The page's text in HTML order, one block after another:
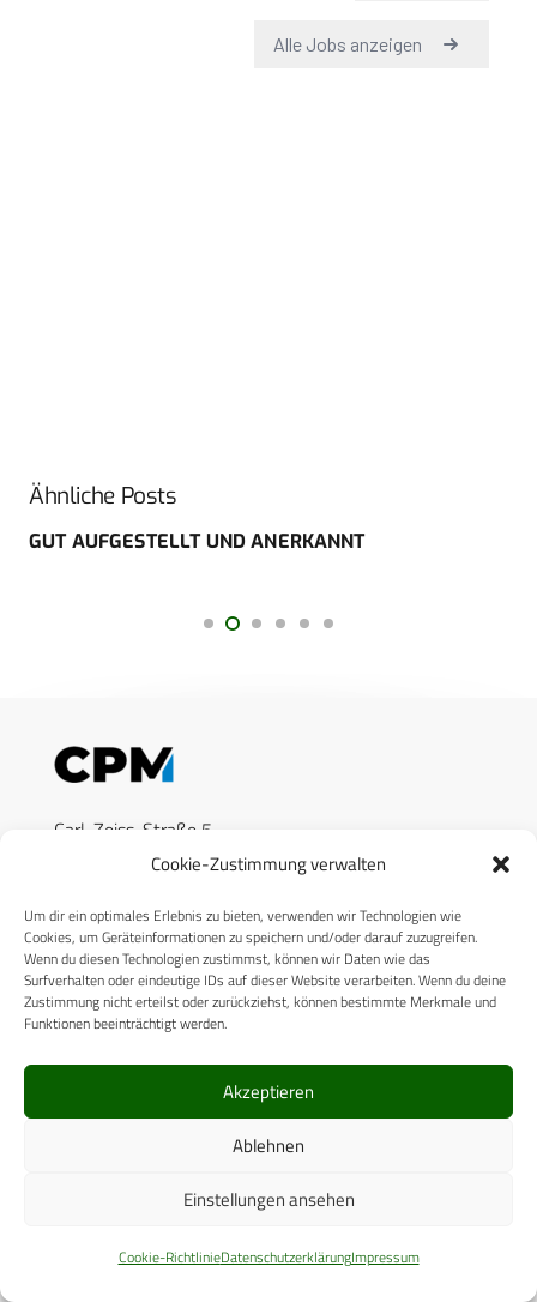
Cookie-Zustimmung verwalten
Um dir ein optimales Erlebnis zu bieten, verwenden wir Technologien wie
Cookies, um Geräteinformationen zu speichern und/oder darauf zuzugreifen.
Wenn du diesen Technologien zustimmst, können wir Daten wie das
Surfverhalten oder eindeutige IDs auf dieser Website verarbeiten. Wenn du deine
Zustimmung nicht erteilst oder zurückziehst, können bestimmte Merkmale und
Funktionen beeinträchtigt werden.
Akzeptieren
Ablehnen
Einstellungen ansehen
Cookie-RichtlinieDatenschutzerklärungImpressum
Ähnliche Posts
GUT AUFGESTELLT UND ANERKANNT
Carl-Zeiss-Straße 5
53340 Meckenheim
digital@cpm-verlag.de
CPM PUBLICATIONS